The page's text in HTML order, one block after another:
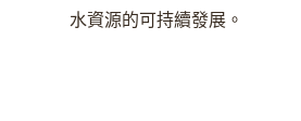
水資源的可持續發展。